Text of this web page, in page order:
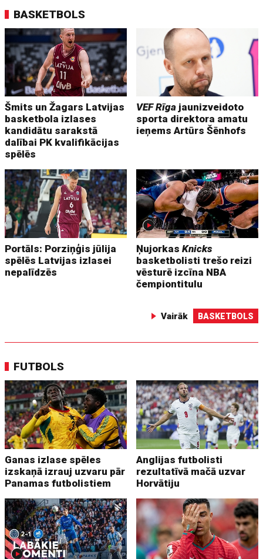
BASKETBOLS
Šmits un Žagars Latvijas
basketbola izlases
kandidātu sarakstā
dalībai PK kvalifikācijas
spēlēs
VEF Rīga jaunizveidoto
sporta direktora amatu
ieņems Artūrs Šēnhofs
Portāls: Porziņģis jūlija
spēlēs Latvijas izlasei
nepalīdzēs
ŅujorkasKnicks
basketbolisti trešo reizi
vēsturē izcīna NBA
čempiontitulu
Vairāk BASKETBOLS
FUTBOLS
Ganas izlase spēles
izskaņā izrauj uzvaru pār
Panamas futbolistiem
Anglijas futbolisti
rezultatīvā mačā uzvar
Horvātiju